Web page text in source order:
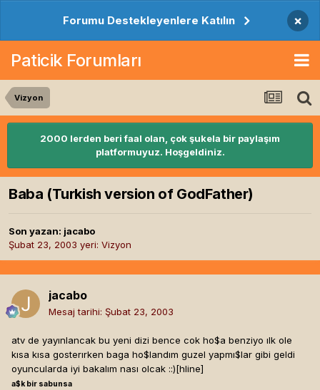
Forumu Destekleyenlere Katılın ×
Paticik Forumları
Vizyon
2000 lerden beri faal olan, çok şukela bir paylaşım
platformuyuz. Hoşgeldiniz.
Baba (Turkish version of GodFather)
Son yazan: jacabo
Şubat 23, 2003 yeri: Vizyon
jacabo
Mesaj tarihi: Şubat 23, 2003
atv de yayınlancak bu yeni dizi bence cok ho$a benziyo ılk ole
kısa kısa gosterırken baga ho$landım guzel yapmı$lar gibi geldi
oyuncularda iyi bakalım nası olcak ::)[hline]
a$k bir sabunsa